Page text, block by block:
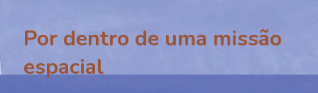
Por dentro de uma missão
espacial